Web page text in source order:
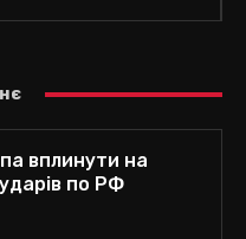
вплинути на
по РФ